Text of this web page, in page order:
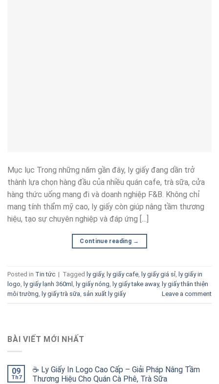
Mục lục Trong những năm gần đây, ly giấy đang dần trở
thành lựa chọn hàng đầu của nhiều quán cafe, trà sữa, cửa
hàng thức uống mang đi và doanh nghiệp F&B. Không chỉ
mang tính thẩm mỹ cao, ly giấy còn giúp nâng tầm thương
hiệu, tạo sự chuyên nghiệp và đáp ứng […]
Continue reading →
Posted in Tin tức | Tagged ly giấy, ly giấy cafe, ly giấy giá sỉ, ly giấy in
logo, ly giấy lạnh 360ml , ly giấy nóng, ly giấy take away, ly giấy thân thiện
môi trường, ly giấy trà sữa, sản xuất ly giấy Leave a comment
BÀI VIẾT MỚI NHẤT
09
Th7
☕ Ly Giấy In Logo Cao Cấp – Giải Pháp Nâng Tầm
Thương Hiệu Cho Quán Cà Phê, Trà Sữa